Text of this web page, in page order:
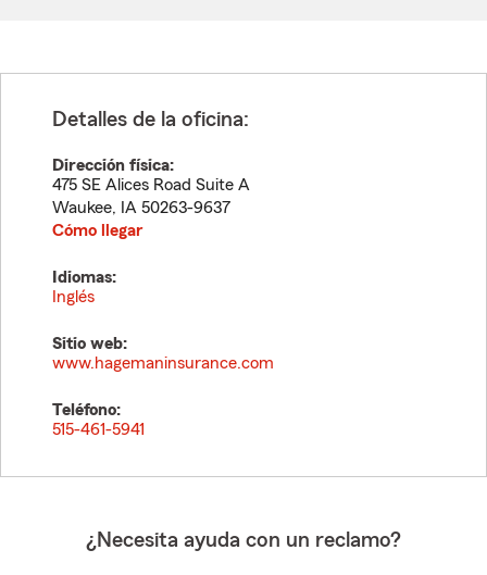
Detalles de la oficina:
Dirección física:
475 SE Alices Road Suite A
Waukee, IA 50263-9637
Cómo llegar
Idiomas:
Inglés
Sitio web:
www.hagemaninsurance.com
Teléfono:
515-461-5941
¿Necesita ayuda con un reclamo?